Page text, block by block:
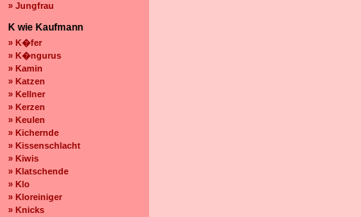
» Jungfrau
K wie Kaufmann
» K�fer
» K�ngurus
» Kamin
» Katzen
» Kellner
» Kerzen
» Keulen
» Kichernde
» Kissenschlacht
» Kiwis
» Klatschende
» Klo
» Kloreiniger
» Knicks